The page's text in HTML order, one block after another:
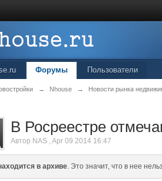
Форумы Пользователи
→ Nhouse → Новости рынка
В Росреестре
Автор NAS ,Apr 09 2014 16:47
в архиве. Это значит, что в нее